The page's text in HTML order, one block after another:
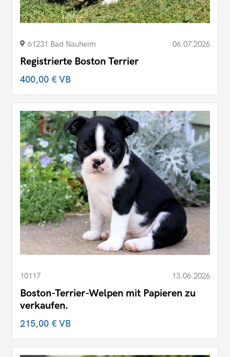
61231 Bad Nauheim 06.07.2026
Registrierte Boston Terrier
400,00 €VB
10117 13.06.2026
Boston-Terrier-Welpen mit Papieren zu
verkaufen.
215,00 €VB